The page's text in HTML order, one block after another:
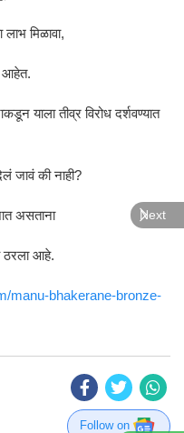
मिळावा,
आहेत.
याला तीव्र विरोध दर्शवण्यात
जावं की नाही?
असताना
ठरला आहे.
manu-bhakerane-bronze-
Follow on
Next